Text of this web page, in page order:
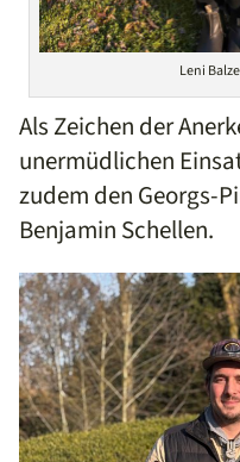
Leni
Als Zeichen der
unermüdlichen
zudem den Georgs-
Benjamin Schellen.